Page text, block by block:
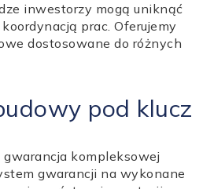
inwestorzy mogą uniknąć
prac. Oferujemy
dostosowane do różnych
pod klucz
kompleksowej
gwarancji na wykonane